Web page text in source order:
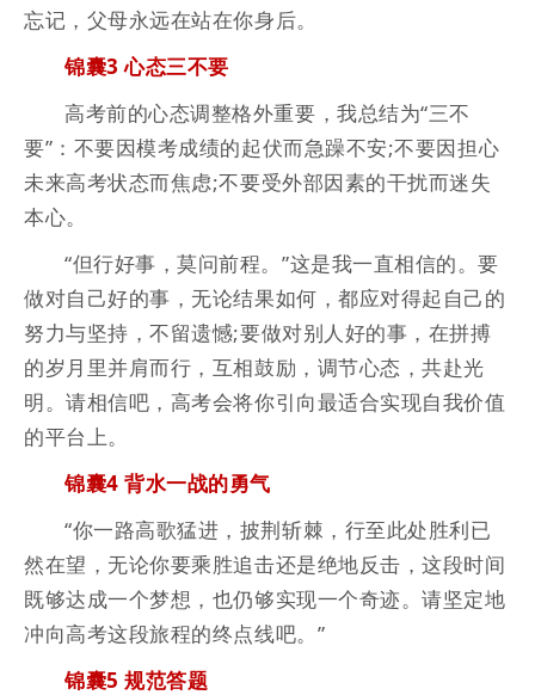
忘记，父母永远在站在你身后。
锦囊3 心态三不要
高考前的心态调整格外重要，我总结为“三不
要”：不要因模考成绩的起伏而急躁不安;不要因担心
未来高考状态而焦虑;不要受外部因素的干扰而迷失
本心。
“但行好事，莫问前程。”这是我一直相信的。要
做对自己好的事，无论结果如何，都应对得起自己的
努力与坚持，不留遗憾;要做对别人好的事，在拼搏
的岁月里并肩而行，互相鼓励，调节心态，共赴光
明。请相信吧，高考会将你引向最适合实现自我价值
的平台上。
锦囊4 背水一战的勇气
“你一路高歌猛进，披荆斩棘，行至此处胜利已
然在望，无论你要乘胜追击还是绝地反击，这段时间
既够达成一个梦想，也仍够实现一个奇迹。请坚定地
冲向高考这段旅程的终点线吧。”
锦囊5 规范答题